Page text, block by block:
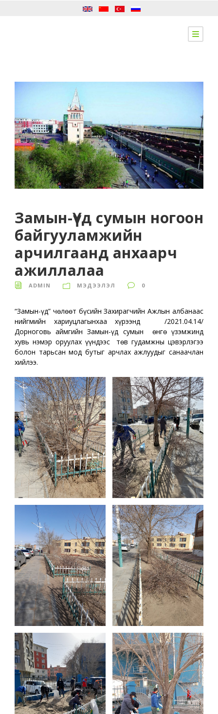
Замын-Үүд сумын ногоон
байгууламжийн
арчилгаанд анхаарч
ажиллалаа
ADMIN МЭДЭЭЛЭЛ 0
“Замын-Үүд” чөлөөт бүсийн Захирагчийн Ажлын албанаас
нийгмийн хариуцлагынхаа хүрээнд /2021.04.14/
Дорноговь аймгийн Замын-Үүд сумын өнгө үзэмжинд
хувь нэмэр оруулах үүндээс төв гудамжны цэвэрлэгээ
болон тарьсан мод бутыг арчлах ажлуудыг санаачлан
хийлээ.